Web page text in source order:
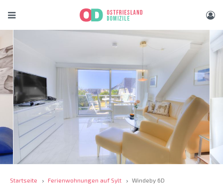
Startseite Ferienwohnungen auf Sylt Windeby 6D